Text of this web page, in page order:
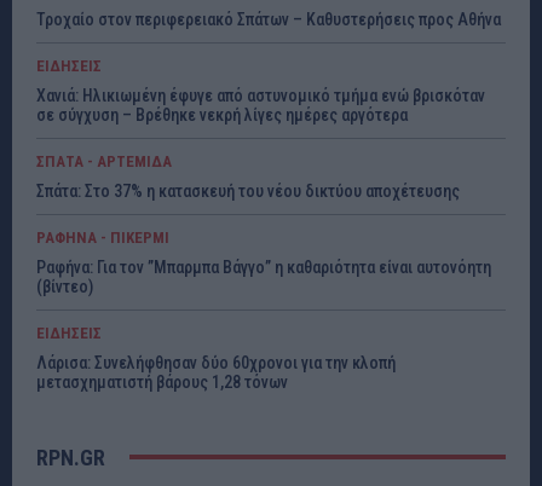
Τροχαίο στον περιφερειακό Σπάτων – Καθυστερήσεις προς Αθήνα
ΕΙΔΗΣΕΙΣ
Χανιά: Ηλικιωμένη έφυγε από αστυνομικό τμήμα ενώ βρισκόταν
σε σύγχυση – Βρέθηκε νεκρή λίγες ημέρες αργότερα
ΣΠΑΤΑ - ΑΡΤΕΜΙΔΑ
Σπάτα: Στο 37% η κατασκευή του νέου δικτύου αποχέτευσης
ΡΑΦΗΝΑ - ΠΙΚΕΡΜΙ
Ραφήνα: Για τον ”Μπαρμπα Βάγγο” η καθαριότητα είναι αυτονόητη
(βίντεο)
ΕΙΔΗΣΕΙΣ
Λάρισα: Συνελήφθησαν δύο 60χρονοι για την κλοπή
μετασχηματιστή βάρους 1,28 τόνων
RPN.GR